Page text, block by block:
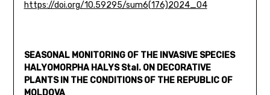
https://doi.org/10.59295/sum6(176)2024_04
SEASONAL MONITORING OF THE INVASIVE SPECIES
HALYOMORPHA HALYS Stal. ON DECORATIVE
PLANTS IN THE CONDITIONS OF THE REPUBLIC OF